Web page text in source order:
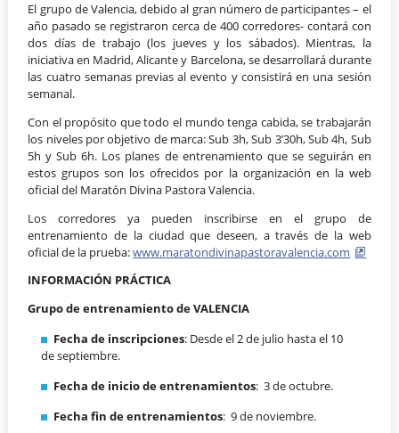
El grupo de Valencia, debido al gran número de participantes – el
año pasado se registraron cerca de 400 corredores- contará con
dos días de trabajo (los jueves y los sábados). Mientras, la
iniciativa en Madrid, Alicante y Barcelona, se desarrollará durante
las cuatro semanas previas al evento y consistirá en una sesión
semanal.
Con el propósito que todo el mundo tenga cabida, se trabajarán
los niveles por objetivo de marca: Sub 3h, Sub 3’30h, Sub 4h, Sub
5h y Sub 6h. Los planes de entrenamiento que se seguirán en
estos grupos son los ofrecidos por la organización en la web
oficial del Maratón Divina Pastora Valencia.
Los corredores ya pueden inscribirse en el grupo de
entrenamiento de la ciudad que deseen, a través de la web
oficial de la prueba:www.maratondivinapastoravalencia.com
INFORMACIÓN PRÁCTICA
Grupo de entrenamiento de VALENCIA
Fecha de inscripciones: Desde el 2 de julio hasta el 10
de septiembre.
Fecha de inicio de entrenamientos: 3 de octubre.
Fecha fin de entrenamientos: 9 de noviembre.